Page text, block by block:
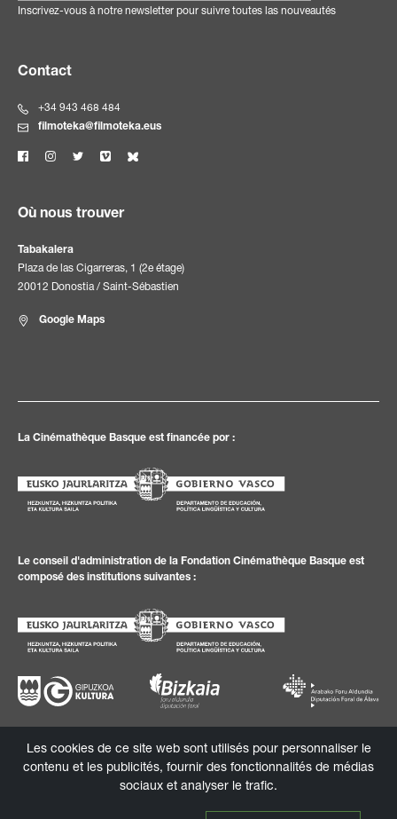
Inscrivez-vous à notre newsletter pour suivre toutes las nouveautés
Contact
+34 943 468 484
filmoteka@filmoteka.eus
Où nous trouver
Tabakalera
Plaza de las Cigarreras, 1 (2e étage)
20012 Donostia / Saint-Sébastien
Google Maps
La Cinémathèque Basque est financée por :
Le conseil d'administration de la Fondation Cinémathèque Basque est
composé des institutions suivantes :
Politique de
Textes
juridiques
Politique de
cookies
Canal d
© 2026 Fondation Cinémathèque Basque
Les cookies de ce site web sont utilisés pour personnaliser le
contenu et les publicités, fournir des fonctionnalités de médias
sociaux et analyser le trafic.